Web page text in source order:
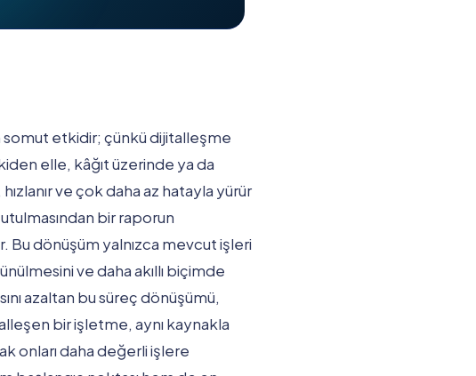
etkidir; çünkü dijitalleşme
elle, kâğıt üzerinde ya da
ve çok daha az hatayla yürür
bir raporun
Bu dönüşüm yalnızca mevcut işleri
ve daha akıllı biçimde
azaltan bu süreç dönüşümü,
bir işletme, aynı kaynakla
onları daha değerli işlere